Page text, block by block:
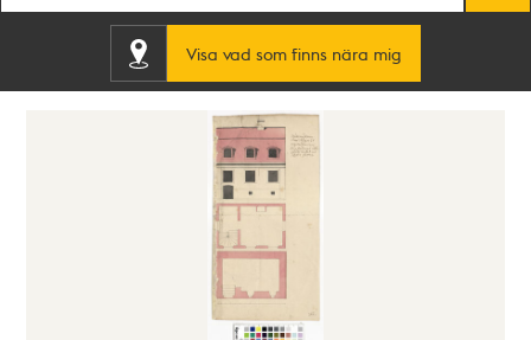
Visa vad som finns nära mig